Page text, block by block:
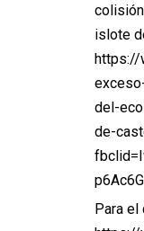
islote
https://
del-
de-
Para el